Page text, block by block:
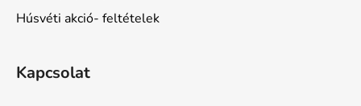
Húsvéti akció- feltételek
Kapcsolat